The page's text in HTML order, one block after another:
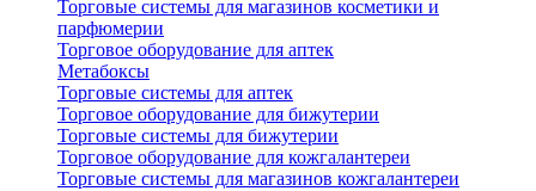
Торговые системы для магазинов косметики и
парфюмерии
Торговое оборудование для аптек
Метабоксы
Торговые системы для аптек
Торговое оборудование для бижутерии
Торговые системы для бижутерии
Торговое оборудование для кожгалантереи
Торговые системы для магазинов кожгалантереи